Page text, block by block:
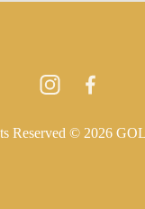
Reserved © 2026